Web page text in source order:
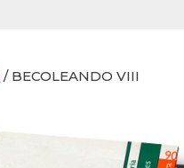
/ BECOLEANDO VIII